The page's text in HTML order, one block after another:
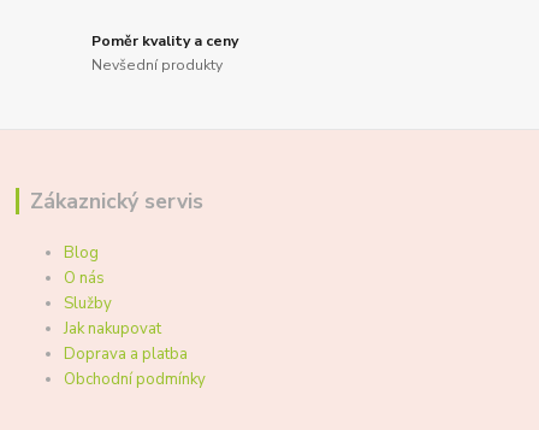
Poměr kvality a ceny
Nevšední produkty
Zákaznický servis
Blog
O nás
Služby
Jak nakupovat
Doprava a platba
Obchodní podmínky